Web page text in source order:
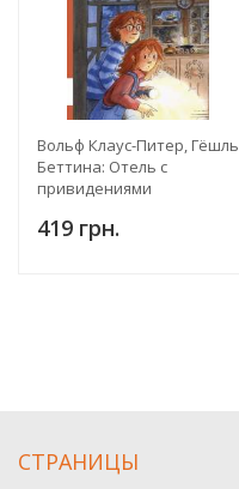
Вольф Клаус-Питер, Гёшль
Беттина: Отель с
привидениями
419 грн.
СТРАНИЦЫ